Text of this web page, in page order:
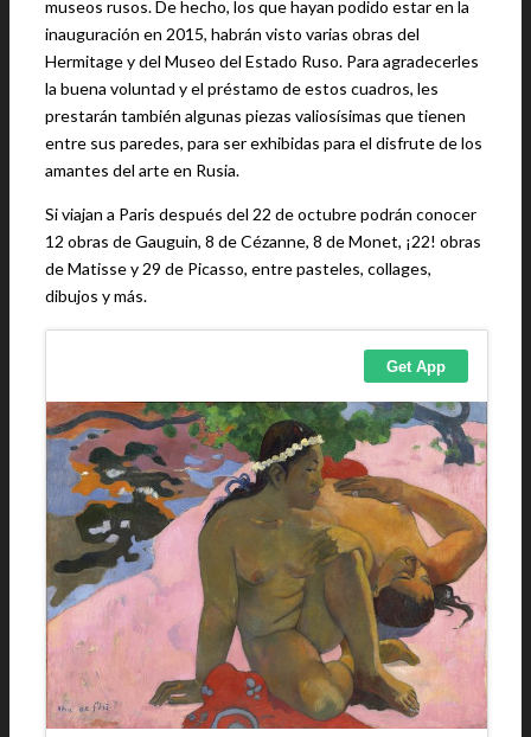
museos rusos. De hecho, los que hayan podido estar en la
inauguración en 2015, habrán visto varias obras del
Hermitage y del Museo del Estado Ruso. Para agradecerles
la buena voluntad y el préstamo de estos cuadros, les
prestarán también algunas piezas valiosísimas que tienen
entre sus paredes, para ser exhibidas para el disfrute de los
amantes del arte en Rusia.
Si viajan a Paris después del 22 de octubre podrán conocer
12 obras de Gauguin, 8 de Cézanne, 8 de Monet, ¡22! obras
de Matisse y 29 de Picasso, entre pasteles, collages,
dibujos y más.